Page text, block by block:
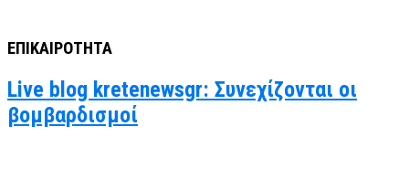
ΕΠΙΚΑΙΡΟΤΗΤΑ
Live blog kretenewsgr: Συνεχίζονται οι
βομβαρδισμοί